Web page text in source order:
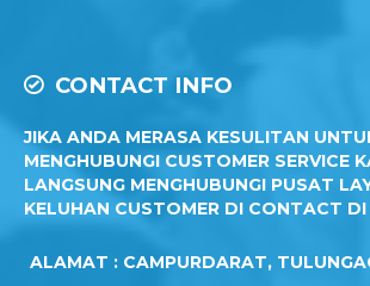
CONTACT INFO
JIKA ANDA MERASA KESULITAN
MENGHUBUNGI CUSTOMER SERVICE
LANGSUNG MENGHUBUNGI PUSAT
KELUHAN CUSTOMER DI CONTACT
ALAMAT : CAMPURDARAT,